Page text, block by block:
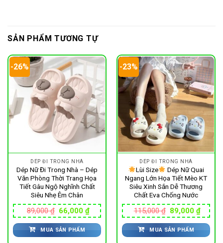
SẢN PHẨM TƯƠNG TỰ
-26%
DÉP ĐI TRONG NHÀ
Dép Nữ Đi Trong Nhà – Dép
Văn Phòng Thời Trang Họa
Tiết Gâu Ngộ Nghĩnh Chất
Siêu Nhẹ Êm Chân
89,000₫ Giá
gốc
là:
89,000 ₫.
66,000₫Giá
hiện
tại
66,000 ₫.
MUA SẢN PHẨM
-23%
DÉP ĐI TRONG NHÀ
Lùi Size
Dép Nữ Quai
Ngang Lớn Họa Tiết Mèo KT
Siêu Xinh Sắn Dễ Thương
Chất Eva Chống Nước
115,000₫ Giá
gốc
là:
115,000 ₫.
89,000₫Giá
hiện
tại
MUA SẢN PHẨM